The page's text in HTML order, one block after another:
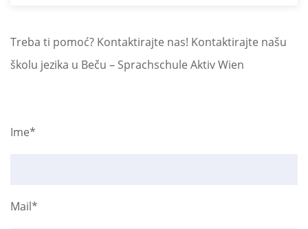
Treba ti pomoć? Kontaktirajte nas! Kontaktirajte našu
školu jezika u Beču – Sprachschule Aktiv Wien
Ime*
Mail*